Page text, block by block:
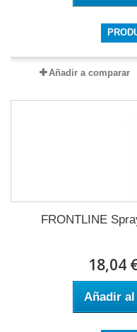
Añadir a comparar
FRONTLINE
18,04
Añadir